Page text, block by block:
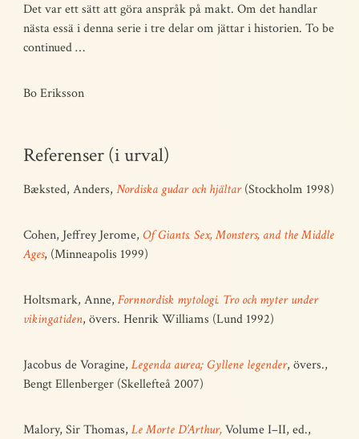
Det var ett sätt att göra anspråk på makt. Om det handlar
nästa essä i denna serie i tre delar om jättar i historien. To be
continued …
Bo Eriksson
Referenser (i urval)
Bæksted, Anders,Nordiska gudar och hjältar(Stockholm 1998)
Cohen, Jeffrey Jerome, Of Giants. Sex, Monsters, and the Middle
Ages, (Minneapolis 1999)
Holtsmark, Anne,Fornnordisk mytologi. Tro och myter under
vikingatiden, övers. Henrik Williams (Lund 1992)
Jacobus de Voragine,Legenda aurea; Gyllene legender, övers.,
Bengt Ellenberger (Skellefteå 2007)
Malory, Sir Thomas,Le Morte D’Arthur,Volume I–II, ed.,